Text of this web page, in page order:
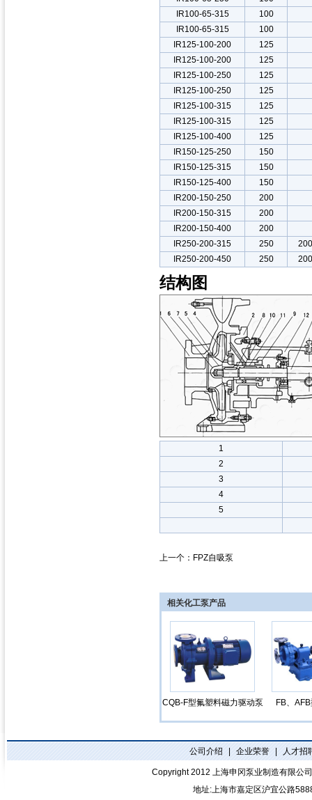
IR100-65-315
100
IR100-65-315
100
IR125-100-200
125
IR125-100-200
125
IR125-100-250
125
IR125-100-250
125
IR125-100-315
125
IR125-100-315
125
IR125-100-400
125
IR150-125-250
150
IR150-125-315
150
IR150-125-400
150
IR200-150-250
200
IR200-150-315
200
IR200-150-400
200
IR250-200-315
250
200
IR250-200-450
250 200
结构图
1
2
3
4
5
上一个： FPZ自吸泵
相关化工泵产品
CQB-F型氟塑料磁力驱动泵 FB、
公司介绍 企业荣誉 人才招
Copyright 2012 上海申冈泵业制造有限公司
地址:上海市嘉定区沪宜公路